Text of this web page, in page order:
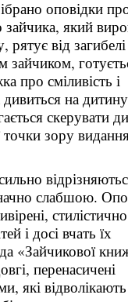
оповідки
зайчика, який
від
зайчиком,
про сміливість і
на
скерувати
зору
слабшою.
стилістично
і досі вчать їх
«Зайчикової
перенасичені
які